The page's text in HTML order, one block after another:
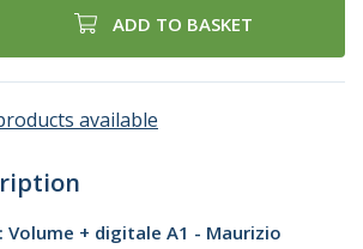
ADD TO BASKET
available
+ digitale A1 - Maurizio